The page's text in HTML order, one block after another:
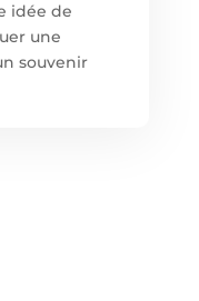
idée de
une
souvenir